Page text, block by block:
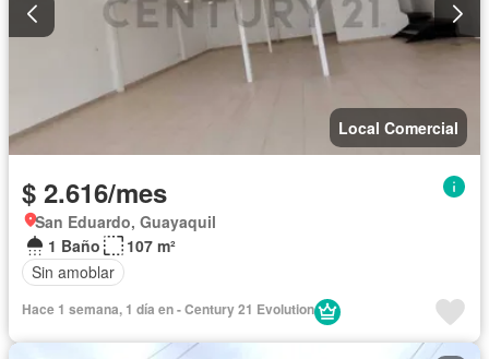
Local Comercial
$ 2.616/mes
San Eduardo, Guayaquil
1 Baño
107 m²
Sin amoblar
Hace 1 semana, 1 día en - Century 21 Evolution